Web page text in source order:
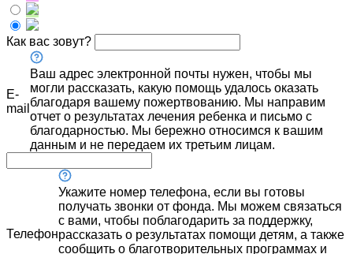
Как вас зовут?
E-
mail
Ваш адрес электронной почты нужен, чтобы мы
могли рассказать, какую помощь удалось оказать
благодаря вашему пожертвованию. Мы направим
отчет о результатах лечения ребенка и письмо с
благодарностью. Мы бережно относимся к вашим
данным и не передаем их третьим лицам.
Телефон
Укажите номер телефона, если вы готовы
получать звонки от фонда. Мы можем связаться
с вами, чтобы поблагодарить за поддержку,
рассказать о результатах помощи детям, а также
сообщить о благотворительных программах и